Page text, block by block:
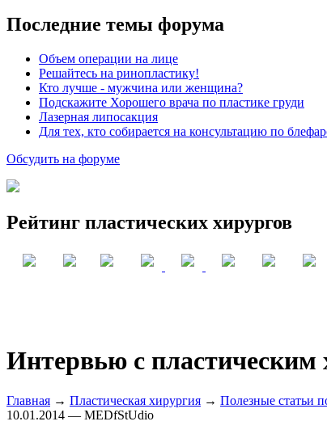
Последние темы форума
Объем операции на лице
Решайтесь на ринопластику!
Кто лучше - мужчина или женщина?
Подскажите Хорошего врача по пластике груди
Лазерная липосакция
Для тех, кто собирается на консультацию по
Обсудить на форуме
Рейтинг пластических хирургов
Интервью с
Главная → Пластическая хирургия → Полезные статьи
10.01.2014 — MEDfStUdio